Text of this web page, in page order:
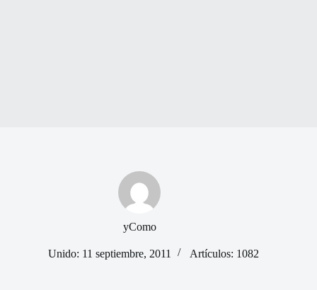
yComo
Unido: 11 septiembre, 2011 Artículos: 1082